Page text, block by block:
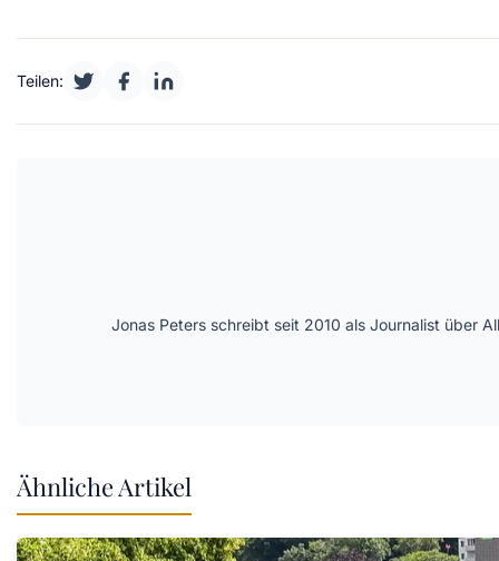
Teilen:
Jonas Peters schreibt seit 2010 als Journalist über
Ähnliche Artikel